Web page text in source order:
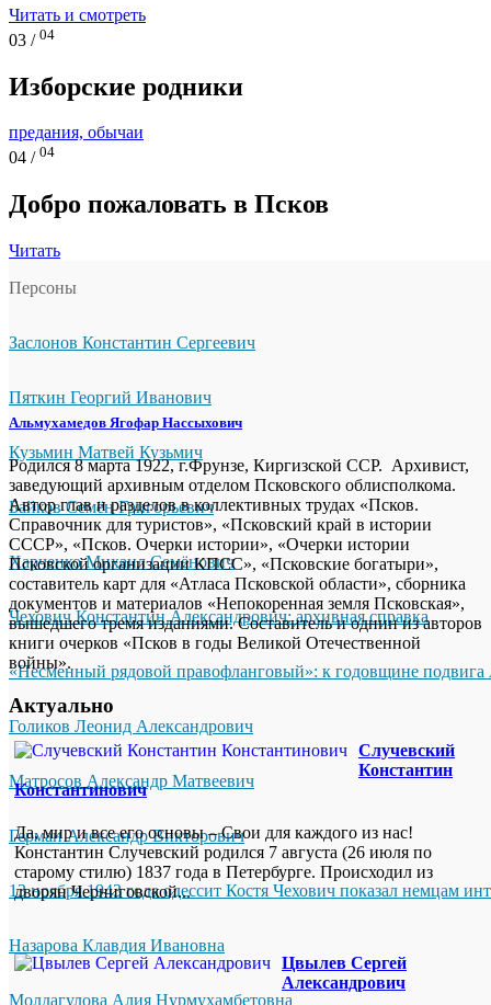
Читать и смотреть
03 / 04
Изборские родники
предания, обычаи
04 / 04
Добро пожаловать в Псков
Читать
Персоны
Заслонов Константин Сергеевич
Пяткин Георгий Иванович
Кузьмин Матвей Кузьмич
Байков Семён Григорьевич
Харченко Михаил Семёнович
Чехович Константин Александрович: архивная справка
«Несменный рядовой правофланговый»: к годовщине подвига
Голиков Леонид Александрович
Матросов Александр Матвеевич
Герман Александр Викторович
13 ноября 1943 года одессит Костя Чехович показал немцам
Назарова Клавдия Ивановна
Молдагулова Алия Нурмухамбетовна
Альмухамедов Ягофар Нассыхович
Родился 8 марта 1922, г.Фрунзе, Киргизской ССР. Архивист,
заведующий архивным отделом Псковского облисполкома.
Автор глав и разделов в коллективных трудах «Псков.
Справочник для туристов», «Псковский край в истории
СССР», «Псков. Очерки истории», «Очерки истории
Псковской организации КПСС», «Псковские богатыри»,
составитель карт для «Атласа Псковской области», сборника
документов и материалов «Непокоренная земля Псковская»,
вышедшего тремя изданиями. Составитель и однин из авторов
книги очерков «Псков в годы Великой Отечественной
войны».
Актуально
Случевский
Константин
Константинович
Да, мир и все его основы – Свои для каждого из нас!
Константин Случевский родился 7 августа (26 июля по
старому стилю) 1837 года в Петербурге. Происходил из
дворян Черниговской...
Цвылев Сергей
Александрович